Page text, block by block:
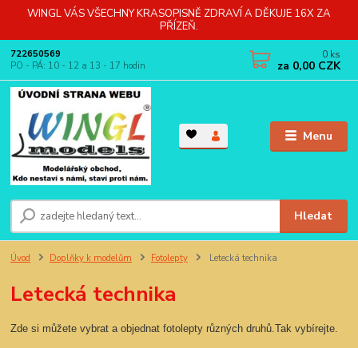
WINGL VÁS VŠECHNY KRASOPISNĚ ZDRAVÍ A DĚKUJE 16X ZA
PŘÍZEŇ.
Menu
Hledat
722650569
PO - PÁ: 10 - 12 a 13 - 17 hodin
0 ks
za 0,00 CZK
Úvod Doplňky k modelům Fotolepty Letecká technika
Letecká technika
Zde si můžete vybrat a objednat fotolepty různých druhů.Tak vybírejte.